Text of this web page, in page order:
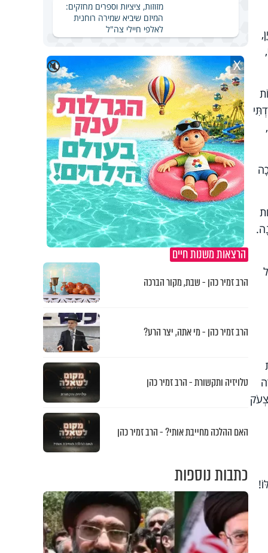
מזוזות, ציציות וספרים מחזקים:
המיזם שיביא שמירה רוחנית
לאלפי חיילי צה"ל
🔇 X
הרצאות משנות חיים
הרב זמיר כהן - שבת, מקור הברכה
הרב זמיר כהן - מי אתה, יצר הרע?
טלויזיה ותקשורת - הרב זמיר כהן
האם ההלכה מחייבת אותי? - הרב זמיר כהן
כתבות נוספות